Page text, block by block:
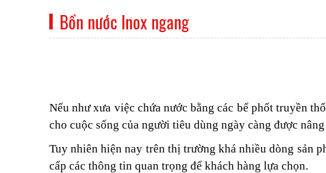
Bồn nước Inox ngang
Nếu như xưa việc chứa nước bằng các bể phốt truyền
cho cuộc sống của người tiêu dùng ngày càng được
Tuy nhiên hiện nay trên thị trường khá nhiều dòng sản
cấp các thông tin quan trọng để khách hàng lựa chọn.